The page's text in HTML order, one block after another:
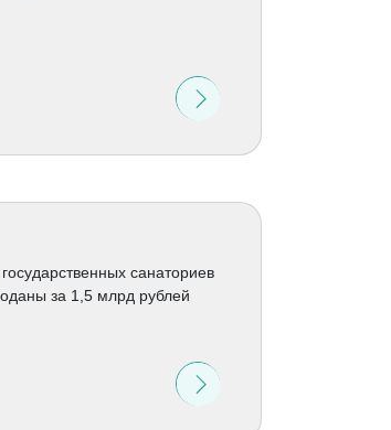
санаториев
за 1,5 млрд рублей